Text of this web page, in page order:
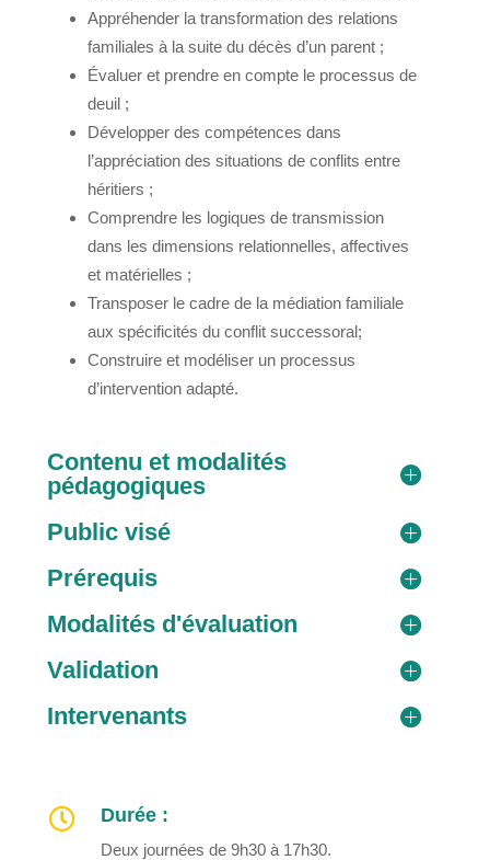
Appréhender la transformation des relations
familiales à la suite du décès d’un parent ;
Évaluer et prendre en compte le processus de
deuil ;
Développer des compétences dans
l’appréciation des situations de conflits entre
héritiers ;
Comprendre les logiques de transmission
dans les dimensions relationnelles, affectives
et matérielles ;
Transposer le cadre de la médiation familiale
aux spécificités du conflit successoral;
Construire et modéliser un processus
d’intervention adapté.
Contenu et modalités
pédagogiques
Public visé
Prérequis
Modalités d'évaluation
Validation
Intervenants
 Durée :
Deux journées de 9h30 à 17h30.